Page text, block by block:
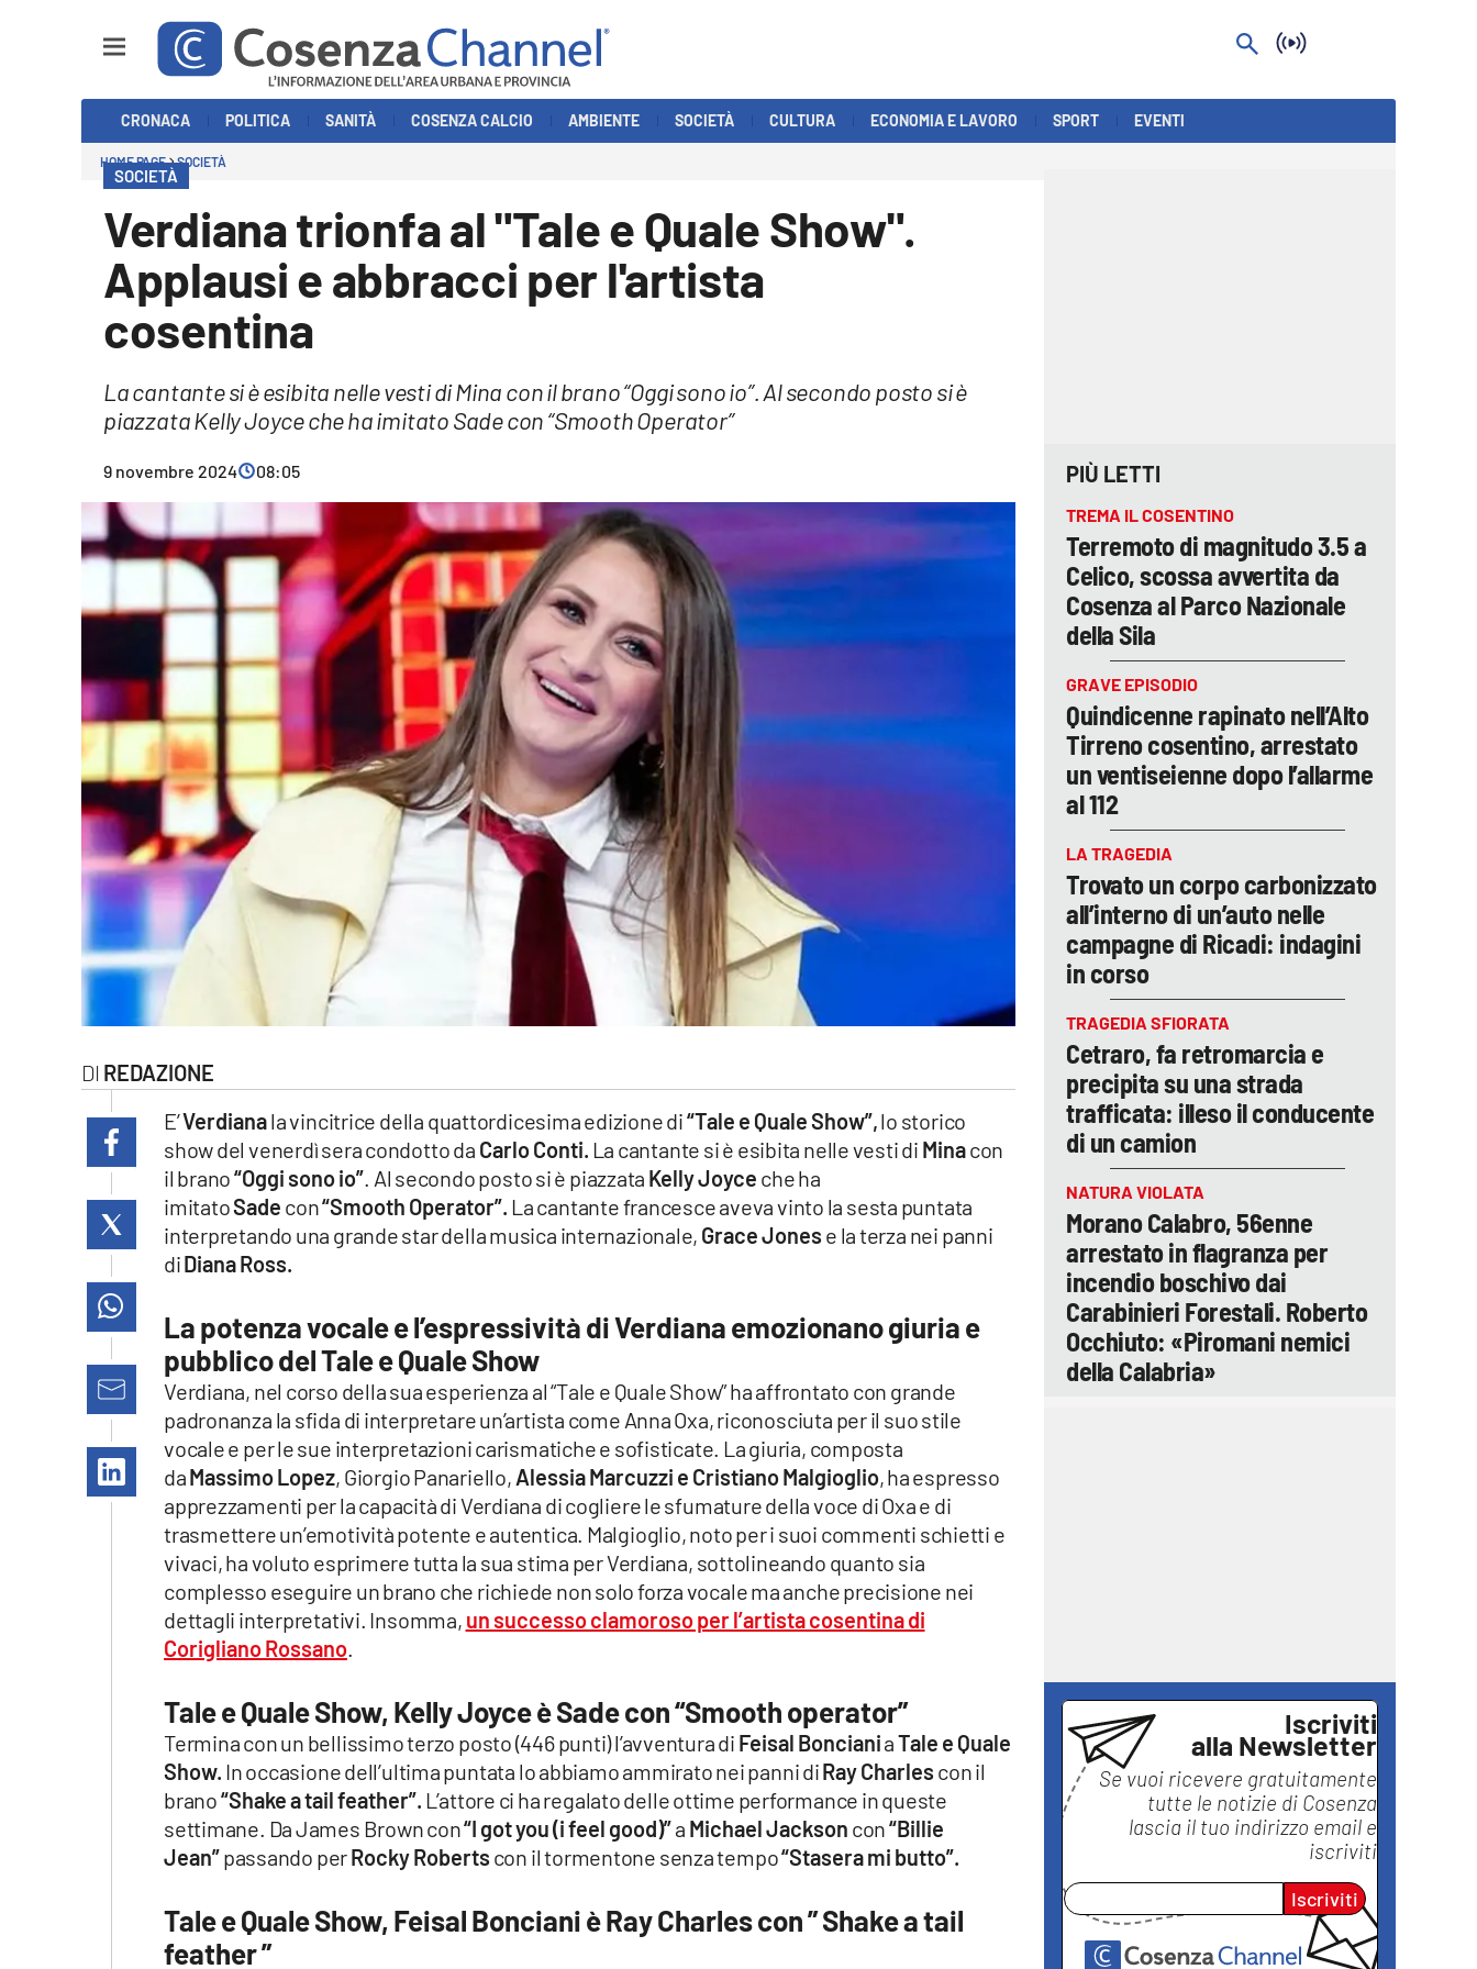
Economia e Lavoro
Lac Network
lacitymag.it
cosenzachannel.it
catanzarochannel.it
Vai
CRONACA POLITICA SANITÀ COSENZA CALCIO AMBIENTE SOCIETÀ CULTURA ECONOMIA E LAVORO SPORT EVENTI
HOME PAGE SOCIETÀ
SOCIETÀ
Verdiana trionfa al "Tale e Quale Show".
Applausi e abbracci per l'artista
cosentina
La cantante si è esibita nelle vesti di Mina con il brano “Oggi sono io”. Al secondo posto si è
piazzata Kelly Joyce che ha imitato Sade con “Smooth Operator”
9 novembre 2024 08:05
REDAZIONE
E’Verdianala vincitrice della quattordicesima edizione di“Tale e Quale Show”,lo storico
show del venerdì sera condotto da Carlo Conti. La cantante si è esibita nelle vesti di Minacon
il brano“Oggi sono io”. Al secondo posto si è piazzata KellyJoyce che ha
imitatoSade con“Smooth Operator”. La cantante francesce aveva vinto la sesta puntata
interpretando una grande star della musica internazionale, Grace Jones e la terza nei panni
diDiana Ross.
La potenza vocale e l’espressività di Verdiana emozionano giuria e
pubblico del Tale e Quale Show
Verdiana, nel corso della sua esperienza al “Tale e Quale Show” ha affrontato con grande
padronanza la sfida di interpretare un’artista come Anna Oxa, riconosciuta per il suo stile
vocale e per le sue interpretazioni carismatiche e sofisticate. La giuria, composta
daMassimo Lopez, Giorgio Panariello, Alessia Marcuzzi e Cristiano Malgioglio, ha espresso
apprezzamenti per la capacità di Verdiana di cogliere le sfumature della voce di Oxa e di
trasmettere un’emotività potente e autentica. Malgioglio, noto per i suoi commenti schietti e
vivaci, ha voluto esprimere tutta la sua stima per Verdiana, sottolineando quanto sia
complesso eseguire un brano che richiede non solo forza vocale ma anche precisione nei
dettagli interpretativi. Insomma, un successo clamoroso per l’artista cosentina di
Corigliano Rossano.
Tale e Quale Show, Kelly Joyce è Sade con “Smooth operator”
Termina con un bellissimo terzo posto (446 punti) l’avventura di Feisal BoncianiaTale e Quale
Show. In occasione dell’ultima puntata lo abbiamo ammirato nei panni diRay Charles con il
brano“Shake a tail feather”. L’attore ci ha regalato delle ottime performance in queste
settimane. Da James Brown con“I got you (i feel good)”a Michael Jackson con“Billie
Jean”passando perRocky Roberts con il tormentone senza tempo“Stasera mi butto”.
Tale e Quale Show, Feisal Bonciani è Ray Charles con ” Shake a tail
feather ”
PIÙ LETTI
TREMA IL COSENTINO
Terremoto di magnitudo 3.5 a
Celico, scossa avvertita da
Cosenza al Parco Nazionale
della Sila
GRAVE EPISODIO
Quindicenne rapinato nell’Alto
Tirreno cosentino, arrestato
un ventiseienne dopo l’allarme
al 112
LA TRAGEDIA
Trovato un corpo carbonizzato
all’interno di un’auto nelle
campagne di Ricadi: indagini
in corso
TRAGEDIA SFIORATA
Cetraro, fa retromarcia e
precipita su una strada
trafficata: illeso il conducente
di un camion
NATURA VIOLATA
Morano Calabro, 56enne
arrestato in flagranza per
incendio boschivo dai
Carabinieri Forestali. Roberto
Occhiuto: «Piromani nemici
della Calabria»
Iscriviti
alla Newsletter
Se vuoi ricevere gratuitamente
tutte le notizie di Cosenza
lascia il tuo indirizzo email e
iscriviti
Iscriviti